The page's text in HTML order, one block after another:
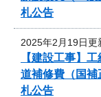
札公告
2025年2月19日更
【建設工事】
道補修費（国補
札公告